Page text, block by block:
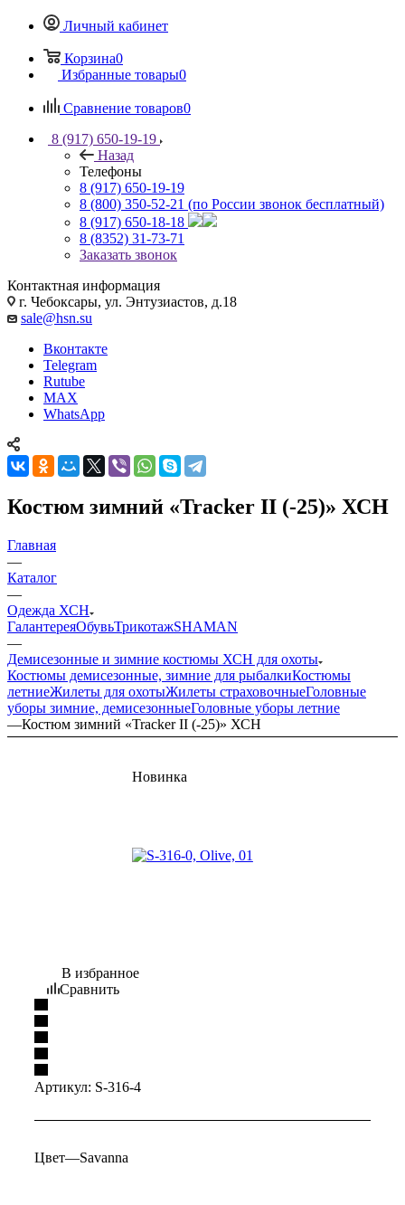
Личный кабинет
Корзина0
Избранные товары0
Сравнение товаров0
8 (917) 650-19-19
Назад
Телефоны
8 (917) 650-19-19
8 (800) 350-52-21 (по России звонок бесплатный)
8 (917) 650-18-18
8 (8352) 31-73-71
Заказать звонок
Контактная информация
г. Чебоксары, ул. Энтузиастов, д.18
sale@hsn.su
Вконтакте
Telegram
Rutube
MAX
WhatsApp
Костюм зимний «Tracker II (-25)» ХСН
Главная
—
Каталог
—
Одежда ХСН
ГалантереяОбувьТрикотажSHAMAN
—
Демисезонные и зимние костюмы ХСН для охоты
Костюмы демисезонные, зимние для рыбалкиКостюмы
летниеЖилеты для охотыЖилеты страховочныеГоловные
уборы зимние, демисезонныеГоловные уборы летние
—Костюм зимний «Tracker II (-25)» ХСН
Новинка
В избранное
Сравнить
Артикул: S-316-4
Цвет—Savanna